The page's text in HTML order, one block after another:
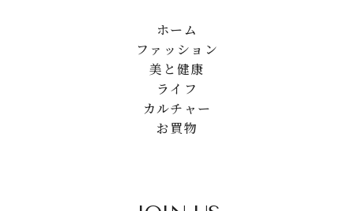
ホーム
ファッション
美と健康
ライフ
カルチャー
お買物